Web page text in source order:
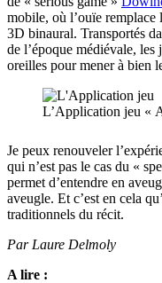
mobile, où l’ouïe remplace
3D binaural. Transportés
de l’époque médiévale,
oreilles pour mener à bien
L’Application jeu «
Je peux renouveler
qui n’est pas le cas du «
permet d’entendre en
aveugle. Et c’est en cela
traditionnels du récit.
Par Laure Delmoly
A lire :